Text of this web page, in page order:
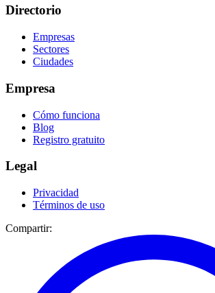
Directorio
Empresas
Sectores
Ciudades
Empresa
Cómo funciona
Blog
Registro gratuito
Legal
Privacidad
Términos de uso
Compartir: